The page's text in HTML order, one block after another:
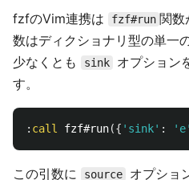
fzfのVim連携は fzf#run 関数
数はディクショナリ型の単一
少なくとも
sink
オプション
す。
: call fzf#run({ 'sink' : 'e'
この引数に source オプショ